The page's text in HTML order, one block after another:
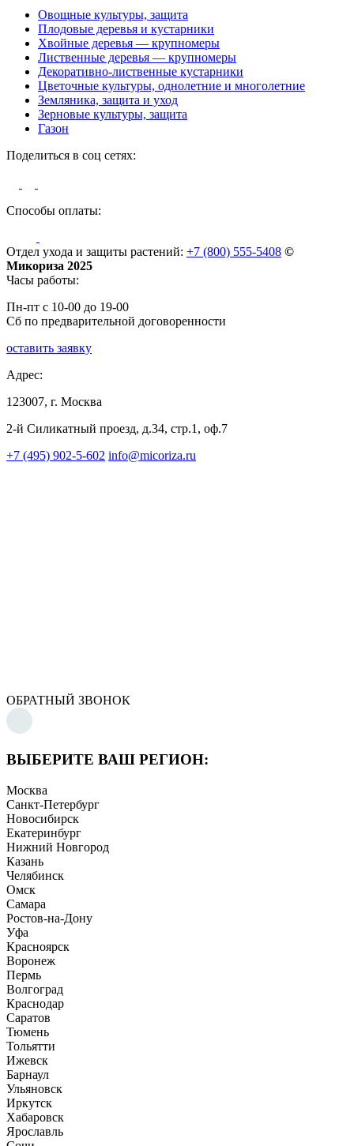
Овощные культуры, защита
Плодовые деревья и кустарники
Хвойные деревья — крупномеры
Лиственные деревья — крупномеры
Декоративно-лиственные кустарники
Цветочные культуры, однолетние и многолетние
Земляника, защита и уход
Зерновые культуры, защита
Газон
Поделиться в соц сетях:
Способы оплаты:
Отдел ухода и защиты растений: +7 (800) 555-5408 ©
Микориза 2025
Часы работы:
Пн-пт с 10-00 до 19-00
Сб по предварительной договоренности
оставить заявку
Адрес:
123007, г. Москва
2-й Силикатный проезд, д.34, стр.1, оф.7
+7 (495) 902-5-602 info@micoriza.ru
ОБРАТНЫЙ ЗВОНОК
ВЫБЕРИТЕ ВАШ РЕГИОН:
Москва
Санкт-Петербург
Новосибирск
Екатеринбург
Нижний Новгород
Казань
Челябинск
Омск
Самара
Ростов-на-Дону
Уфа
Красноярск
Воронеж
Пермь
Волгоград
Краснодар
Саратов
Тюмень
Тольятти
Ижевск
Барнаул
Ульяновск
Иркутск
Хабаровск
Ярославль